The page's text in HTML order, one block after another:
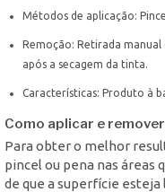
Métodos de aplicação:
Remoção: Retirada
após a secagem da tinta.
Características: Produto à
Como aplicar e
Para obter o melhor
pincel ou pena nas áreas
de que a superfície esteja